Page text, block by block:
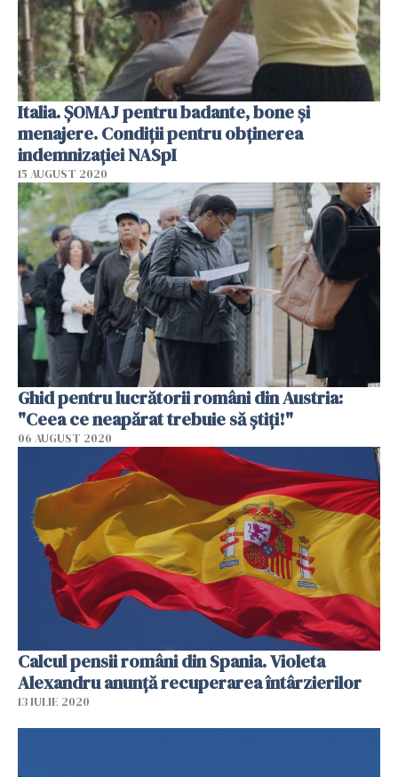
Italia. ŞOMAJ pentru badante, bone şi
menajere. Condiţii pentru obţinerea
indemnizaţiei NASpI
15 AUGUST 2020
Ghid pentru lucrătorii români din Austria:
"Ceea ce neapărat trebuie să ştiţi!"
06 AUGUST 2020
Calcul pensii români din Spania. Violeta
Alexandru anunță recuperarea întârzierilor
13 IULIE 2020